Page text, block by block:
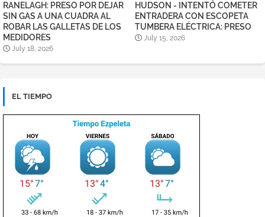
RANELAGH: PRESO POR DEJAR
SIN GAS A UNA CUADRA AL
ROBAR LAS GALLETAS DE LOS
MEDIDORES
July 18, 2026
HUDSON - INTENTÓ COMETER
ENTRADERA CON ESCOPETA
TUMBERA ELÉCTRICA: PRESO
July 15, 2026
EL TIEMPO